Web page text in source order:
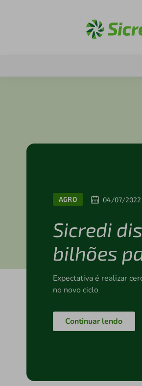
AGRO 04/07/2022
Sicredi
bilhões
Expectativa é realizar
no novo ciclo
Continuar lendo